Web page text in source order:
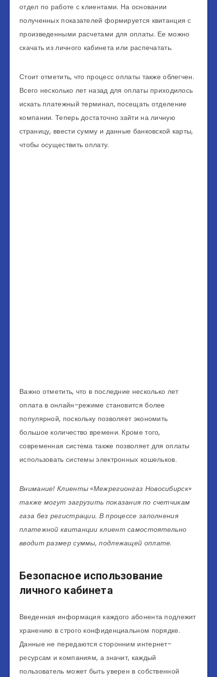
отдел по работе с клиентами. На основании
полученных показателей формируется квитанция с
произведенными расчетами для оплаты. Ее можно
скачать из личного кабинета или распечатать.
Стоит отметить, что процесс оплаты также облегчен.
Всего несколько лет назад для оплаты приходилось
искать платежный терминал, посещать отделение
компании. Теперь достаточно зайти на личную
страницу, ввести сумму и данные банковской карты,
чтобы осуществить оплату.
Важно отметить, что в последние несколько лет
оплата в онлайн-режиме становится более
популярной, поскольку позволяет экономить
большое количество времени. Кроме того,
современная система также позволяет для оплаты
использовать системы электронных кошельков.
Внимание! Клиенты «Межрегионгаз Новосибирск»
также могут загрузить показания по счетчикам
газа без регистрации. В процессе заполнения
платежной квитанции клиент самостоятельно
вводит размер суммы, подлежащей оплате.
Безопасное использование
личного кабинета
Введенная информация каждого абонента подлежит
хранению в строго конфиденциальном порядке.
Данные не передаются сторонним интернет-
ресурсам и компаниям, а значит, каждый
пользователь может быть уверен в собственной